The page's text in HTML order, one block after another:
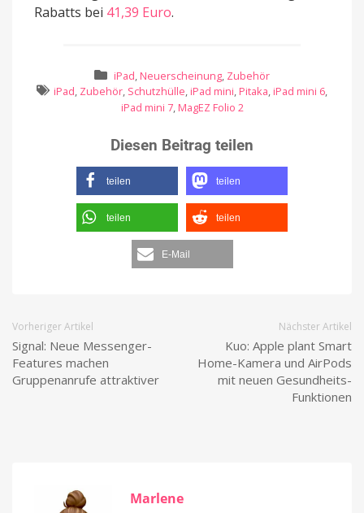
Rabatts bei 41,39 Euro.
iPad, Neuerscheinung, Zubehör
iPad, Zubehör, Schutzhülle, iPad mini, Pitaka, iPad mini 6,
iPad mini 7, MagEZ Folio 2
Diesen Beitrag teilen
teilen teilen
teilen teilen
E-Mail
Vorheriger Artikel
Signal: Neue Messenger-
Features machen
Gruppenanrufe attraktiver
Nächster Artikel
Kuo: Apple plant Smart
Home-Kamera und AirPods
mit neuen Gesundheits-
Funktionen
Marlene